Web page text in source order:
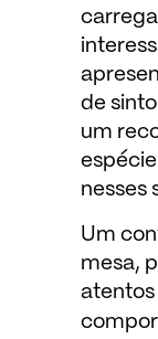
de
um
nesses
Um
mesa,